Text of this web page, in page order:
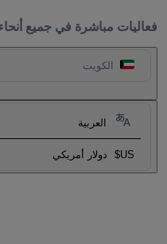
فعاليات مباشرة في جميع أنحاء
الكويت
العربية
US$ دولار أمريكي